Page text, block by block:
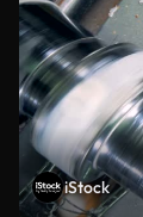
iStock